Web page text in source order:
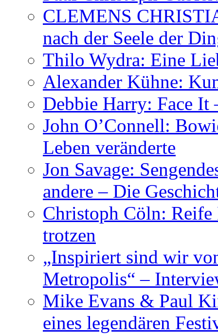
CLEMENS
nach der Seele der
Thilo Wydra: Eine
Alexander Kühne:
Debbie Harry: Face
John O’Connell:
Leben veränderte
Jon Savage:
andere – Die
Christoph Cöln:
trotzen
„Inspiriert sind wir
Metropolis“ –
Mike Evans & Paul
eines legendären